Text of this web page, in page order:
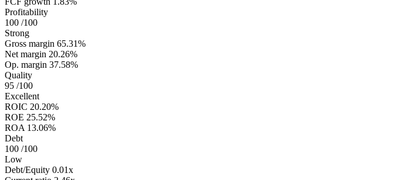
Profitability
100 /100
Strong
Gross margin 65.31%
Net margin 20.26%
Op. margin 37.58%
Quality
95 /100
Excellent
ROIC 20.20%
ROE 25.52%
ROA 13.06%
Debt
100 /100
Low
Debt/Equity 0.01x